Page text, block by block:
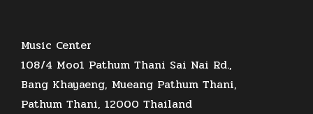
Music Center
108/4 Moo1 Pathum Thani Sai Nai Rd.,
Bang Khayaeng, Mueang Pathum Thani,
Pathum Thani, 12000 Thailand